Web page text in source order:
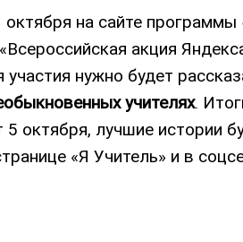
на сайте программы
акция
нужно будет
учителях.
5 октября, лучшие истории
«Я Учитель» и в